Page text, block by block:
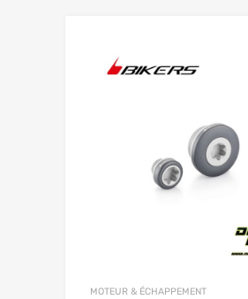
MOTEUR & ÉCHAPPEMENT